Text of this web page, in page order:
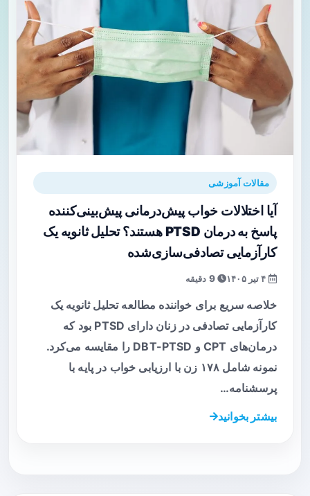
مقالات آموزشی
آیا اختلالات خواب پیش‌درمانی پیش‌بینی‌کننده
پاسخ به درمان PTSD هستند؟ تحلیل ثانویه یک
کارآزمایی تصادفی‌سازی‌شده
9 دقیقه
خلاصه سریع برای خواننده مطالعه تحلیل ثانویه یک
کارآزمایی تصادفی در زنان دارای PTSD بود که
درمان‌های CPT و DBT-PTSD را مقایسه می‌کرد.
نمونه شامل ۱۷۸ زن با ارزیابی خواب در پایه با
پرسشنامه…
بیشتر بخوانید